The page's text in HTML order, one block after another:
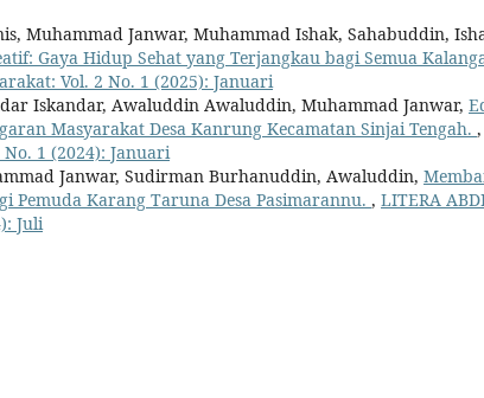
Muhammad Janwar, Muhammad Ishak, Sahabuddin,
Gaya Hidup Sehat yang Terjangkau bagi Semua
Vol. 2 No. 1 (2025): Januari
Iskandar, Awaluddin Awaluddin, Muhammad Janwar,
Masyarakat Desa Kanrung Kecamatan Sinjai Tengah. ,
No. 1 (2024): Januari
Janwar, Sudirman Burhanuddin, Awaluddin,
Pemuda Karang Taruna Desa Pasimarannu. , LITERA
Juli